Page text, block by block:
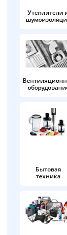
Утеплители
Бытовая
техника
по25%
Подробнее
об
недели